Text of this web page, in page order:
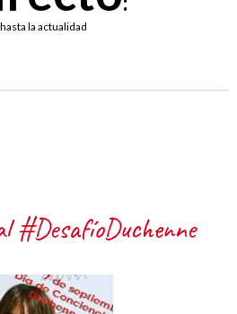
la actualidad
#DesafíoDuchenne